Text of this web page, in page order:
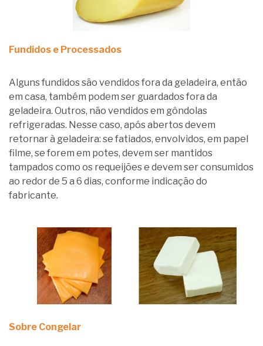
Fundidos e Processados
Alguns fundidos são vendidos fora da geladeira, então
em casa, também podem ser guardados fora da
geladeira. Outros, não vendidos em gôndolas
refrigeradas. Nesse caso, após abertos devem
retornar à geladeira: se fatiados, envolvidos, em papel
filme, se forem em potes, devem ser mantidos
tampados como os requeijões e devem ser consumidos
ao redor de 5 a 6 dias, conforme indicação do
fabricante.
Sobre Congelar